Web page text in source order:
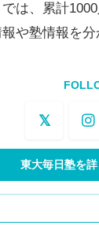
は、累計
報や塾情報を